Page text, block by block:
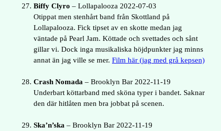
Biffy Clyro – Lollapalooza 2022-07-03
Otippat men stenhårt band från Skottland på
Lollapalooza. Fick tipset av en skotte medan jag
väntade på Pearl Jam. Köttade och svettades och sånt
gillar vi. Dock inga musikaliska höjdpunkter jag minns
annat än jag ville se mer. Film här (jag med grå kepsen)
Crash Nomada – Brooklyn Bar 2022-11-19
Underbart köttarband med sköna typer i bandet. Saknar
den där hitlåten men bra jobbat på scenen.
Ska’n’ska – Brooklyn Bar 2022-11-19